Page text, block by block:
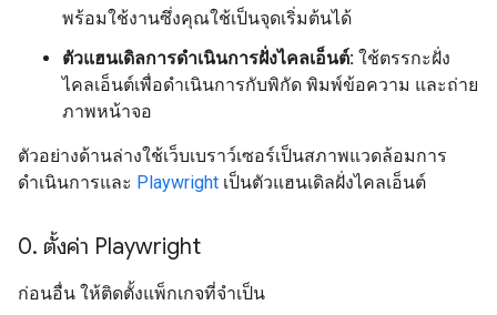
พร้อมใช้งานซึ่งคุณใช้เป็นจุดเริ่มต้นได้
ตัวแฮนเดิลการดำเนินการฝั่งไคลเอ็นต์: ใช้ตรรกะฝั่ง
ไคลเอ็นต์เพื่อดำเนินการกับพิกัด พิมพ์ข้อความ และถ่าย
ภาพหน้าจอ
ตัวอย่างด้านล่างใช้เว็บเบราว์เซอร์เป็นสภาพแวดล้อมการ
ดำเนินการและ Playwright เป็นตัวแฮนเดิลฝั่งไคลเอ็นต์
0. ตั้งค่า Playwright
ก่อนอื่น ให้ติดตั้งแพ็กเกจที่จำเป็น